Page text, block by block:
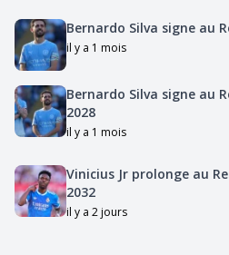
Bernardo Silva signe au
il y a 1 mois
Bernardo Silva signe au
2028
il y a 1 mois
Vinicius Jr prolonge au
2032
il y a 2 jours